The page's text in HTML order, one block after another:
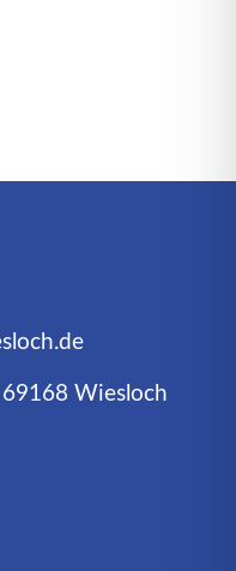
69168 Wiesloch